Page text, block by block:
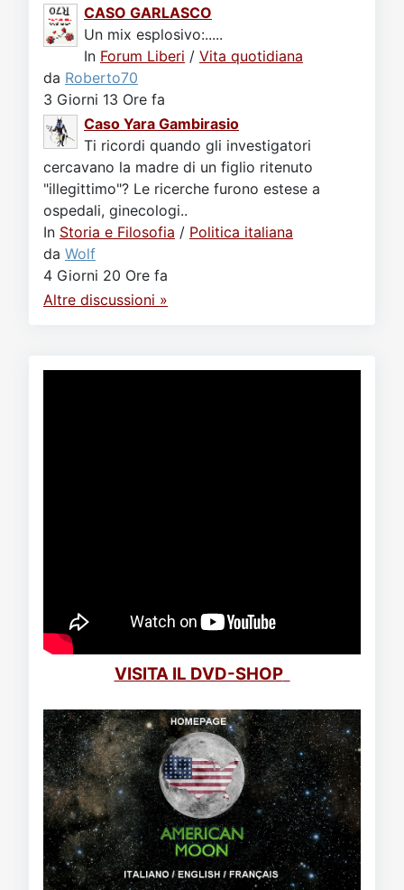
CASO GARLASCO
Un mix esplosivo:.....
In Forum Liberi / Vita quotidiana
da Roberto70
3 Giorni 13 Ore fa
Caso Yara Gambirasio
Ti ricordi quando gli investigatori
cercavano la madre di un figlio ritenuto
"illegittimo"? Le ricerche furono estese a
ospedali, ginecologi..
In Storia e Filosofia / Politica italiana
da Wolf
4 Giorni 20 Ore fa
Altre discussioni »
VISITA IL DVD-SHOP